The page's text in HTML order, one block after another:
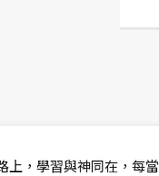
，學習與神同在，每